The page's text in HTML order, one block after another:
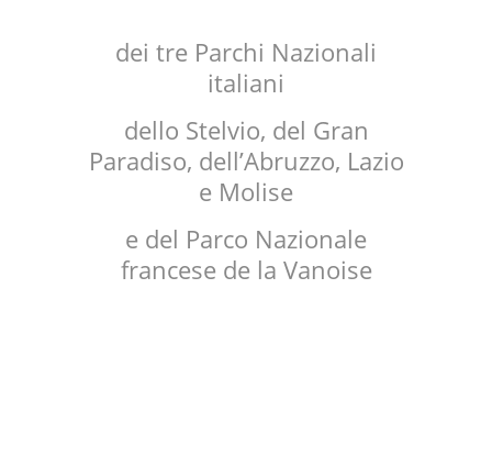
dei tre Parchi Nazionali
italiani
dello Stelvio, del Gran
Paradiso, dell’Abruzzo, Lazio
e Molise
e del Parco Nazionale
francese de la Vanoise